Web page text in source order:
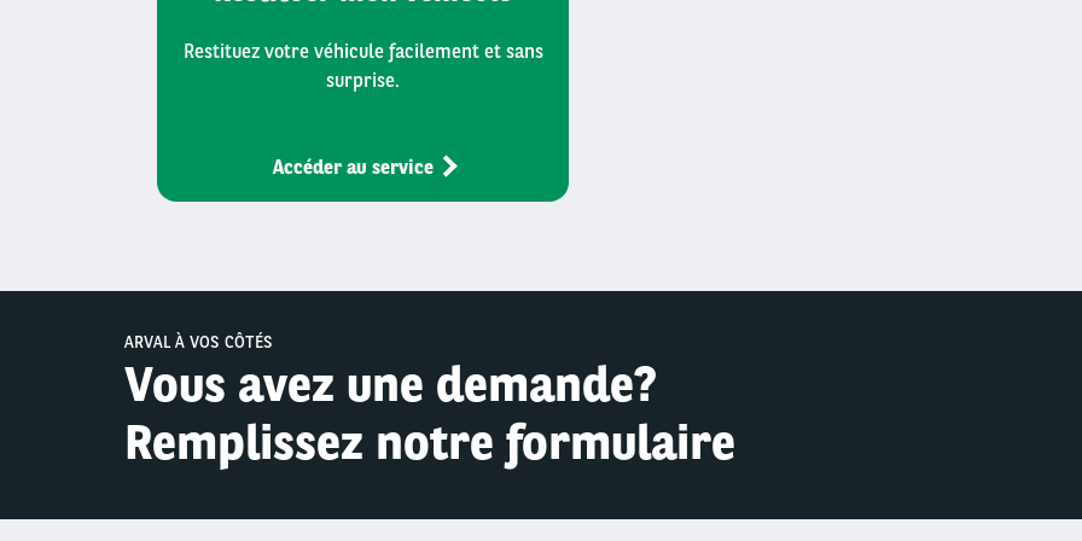
Restituez votre véhicule facilement et sans
surprise.
Accéder au service
ARVAL À VOS CÔTÉS
Vous avez une demande?
Remplissez notre formulaire